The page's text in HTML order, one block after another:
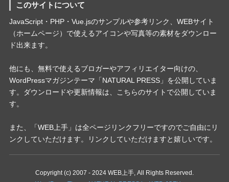
このサイトについて
JavaScript・PHP・Vue.jsのサンプルや参考リンク、WEBサイト
（ホームページ）で使えるアイコンや写真等の素材をダウンロー
ド出来ます。
他にも、無料で使えるブロガーやアフィリエイター向けの、
WordPressマガジンテーマ「NATURAL PRESS」を公開していま
す。ダウンロードや更新情報は、こちらのサイトで公開していま
す。
また、「WEB上手」は全ページリンクフリーですのでご自由にリ
ンクしていただけます。リンクしていただけますと嬉しいです。
Copyright (c) 2007 - 2024 WEB上手, All Rights Reserved.